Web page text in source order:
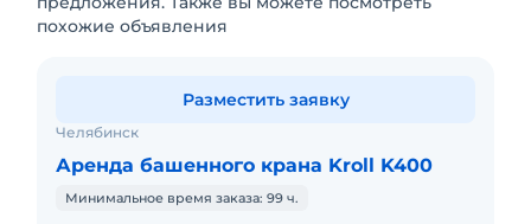
похожие объявления
Челябинск
Аренда башенного крана Kroll K400
Минимальное время заказа: 99 ч.
Разместить заявку